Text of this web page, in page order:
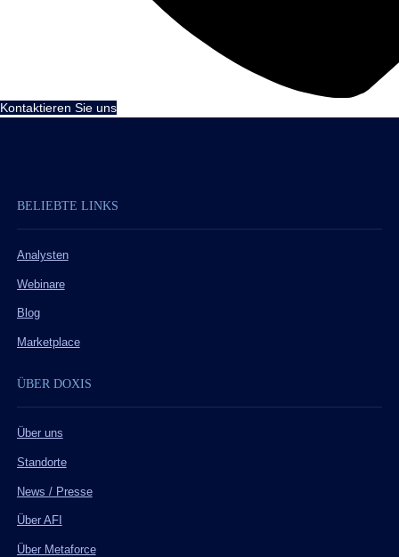
Kontaktieren Sie uns
BELIEBTE LINKS
Analysten
Webinare
Blog
Marketplace
ÜBER DOXIS
Über uns
Standorte
News / Presse
Über AFI
Über Metaforce